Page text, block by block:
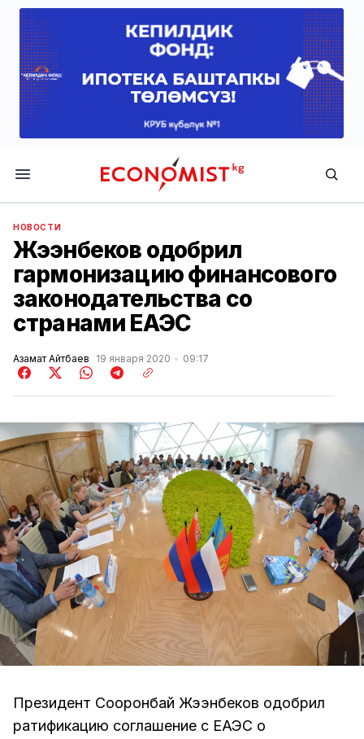
Economist.kg
НОВОСТИ
Жээнбеков одобрил
гармонизацию финансового
законодательства со
странами ЕАЭС
Азамат Айтбаев 19 января 2020 09:17
Президент Сооронбай Жээнбеков одобрил
ратификацию соглашение с ЕАЭС о